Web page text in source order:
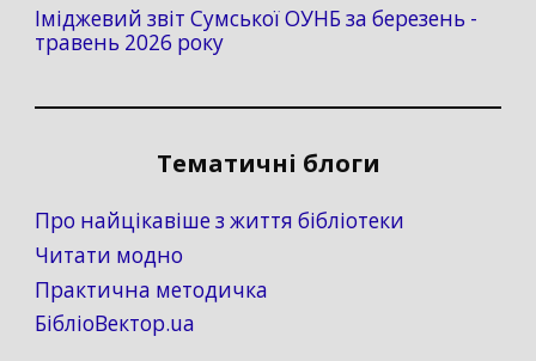
Іміджевий звіт Сумської ОУНБ за березень -
травень 2026 року
Тематичні блоги
Про найцікавіше з життя бібліотеки
Читати модно
Практична методичка
БібліоВектор.ua